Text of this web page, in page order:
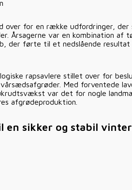
over for en række udfordringer, der
Årsagerne var en kombination af
der førte til et nedslående resultat
rapsavlere stillet over for
Med forventede
var det for nogle
afgrødeproduktion.
en sikker og stabil